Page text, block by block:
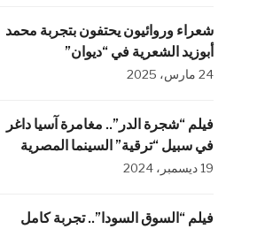
شعراء وروائيون يحتفون بتجربة محمد
أبوزيد الشعرية في “ديوان”
24 مارس، 2025
فيلم “شجرة الدر”.. مغامرة آسيا داغر
في سبيل “ترقية” السينما المصرية
19 ديسمبر، 2024
فيلم “السوق السودا”.. تجربة كامل